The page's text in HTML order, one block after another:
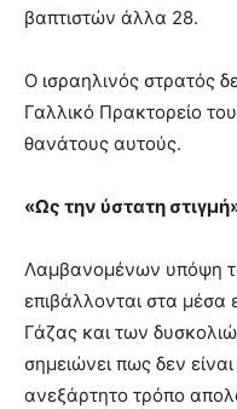
βαπτιστών άλλα 28.
Ο ισραηλινός στρατός
Γαλλικό Πρακτορείο
θανάτους αυτούς.
«Ως την ύστατη
Λαμβανομένων υπόψη
επιβάλλονται στα
Γάζας και των
σημειώνει πως δεν
ανεξάρτητο τρόπο